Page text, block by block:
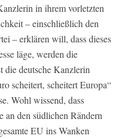
in ihrem vorletzten
– einschließlich den
– erklären will, dass dieses
läge, werden die
die deutsche Kanzlerin
scheitert, scheitert Europa“
Wohl wissend, dass
den südlichen Rändern
EU ins Wanken